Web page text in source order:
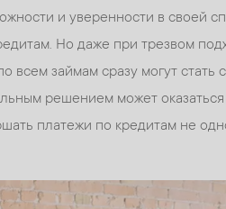
и уверенности в своей
Но даже при трезвом
всем займам сразу могут
решением может
платежи по кредитам не